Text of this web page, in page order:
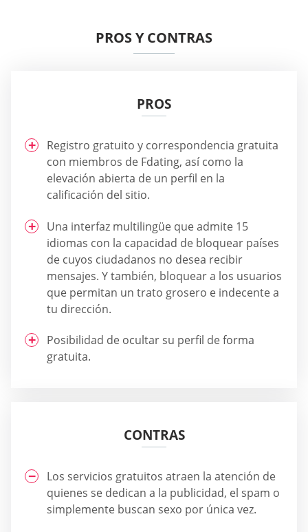
PROS Y CONTRAS
PROS
Registro gratuito y correspondencia gratuita
con miembros de Fdating, así como la
elevación abierta de un perfil en la
calificación del sitio.
Una interfaz multilingüe que admite 15
idiomas con la capacidad de bloquear países
de cuyos ciudadanos no desea recibir
mensajes. Y también, bloquear a los usuarios
que permitan un trato grosero e indecente a
tu dirección.
Posibilidad de ocultar su perfil de forma
gratuita.
CONTRAS
Los servicios gratuitos atraen la atención de
quienes se dedican a la publicidad, el spam o
simplemente buscan sexo por única vez.